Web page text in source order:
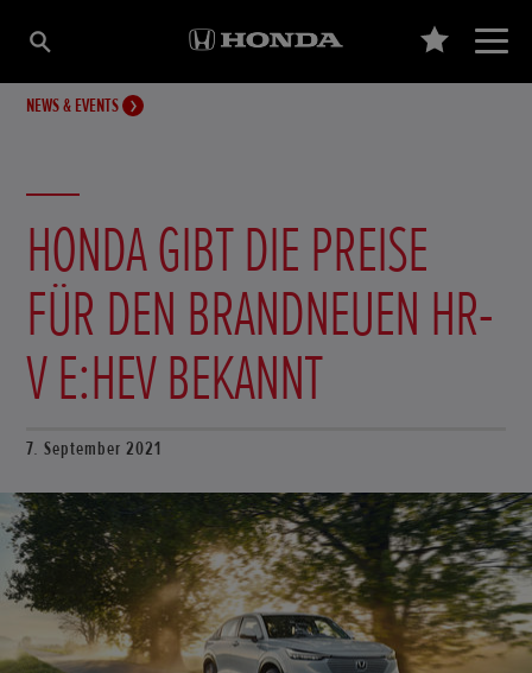
NEWS & EVENTS
HONDA GIBT DIE PREISE
FÜR DEN BRANDNEUEN HR-
V E:HEV BEKANNT
7. September 2021